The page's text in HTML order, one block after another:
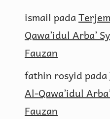
ismail pada
Qawa’idul Arba’
Fauzan
fathin rosyid pada
Al-Qawa’idul
Fauzan